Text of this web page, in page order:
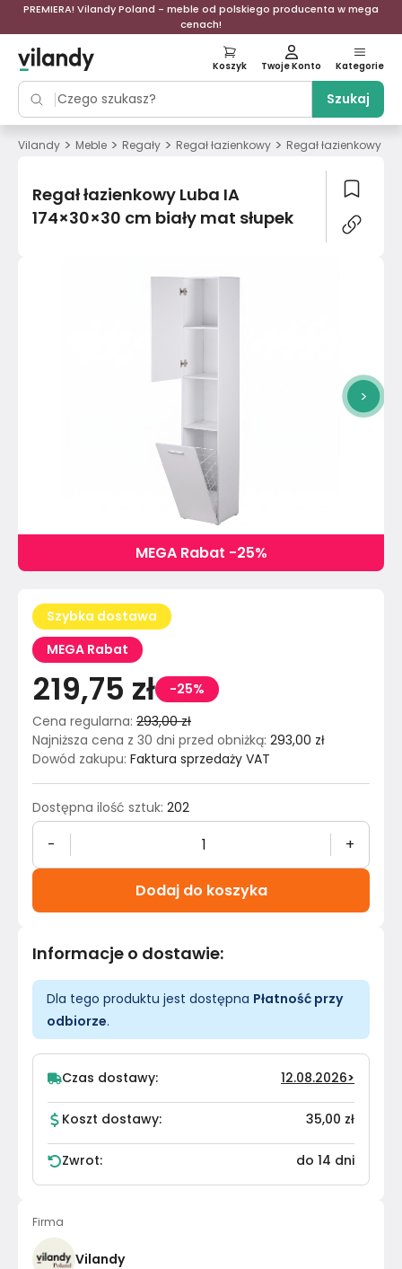
PREMIERA! Vilandy Poland - meble od polskiego producenta w mega
cenach!
Szukaj
Koszyk Twoje Konto Kategorie
Vilandy > Meble > Regały > Regał łazienkowy > Regał łazienkowy
Regał łazienkowy Luba IA
174×30×30 cm biały mat słupek
>
MEGA Rabat -25%
Szybka dostawa
MEGA Rabat
219,75 zł
-25%
Cena regularna: 293,00 zł
Najniższa cena z 30 dni przed obniżką: 293,00 zł
Dowód zakupu: Faktura sprzedaży VAT
Dostępna ilość sztuk: 202
- +
Dodaj do koszyka
Informacje o dostawie:
Dla tego produktu jest dostępna Płatność przy
odbiorze.
Czas dostawy: 12.08.2026>
Koszt dostawy: 35,00 zł
Zwrot: do 14 dni
Firma
Vilandy